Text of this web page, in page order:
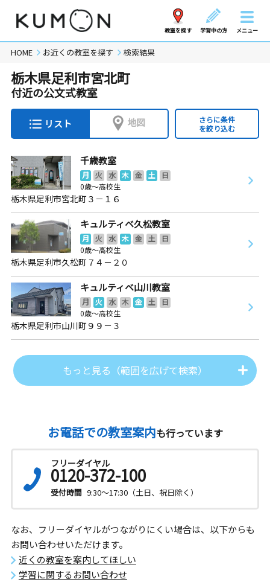
教室を探す 学習中の方 メニュー
HOME お近くの教室を探す 検索結果
栃木県足利市宮北町
付近の公文式教室
リスト 地図
さらに条件
を絞り込む
千歳教室
月 火 水 木 金 土
日
0歳～高校生
栃木県足利市宮北町３－１６
キュルティベ久松教室
月 火 水 木 金 土
日
0歳～高校生
栃木県足利市久松町７４－２０
キュルティベ山川教室
月 火 水 木 金 土
日
0歳～高校生
栃木県足利市山川町９９－３
もっと見る（範囲を広げて検索）
お電話での教室案内も行っています
フリーダイヤル
0120-372-100
受付時間 9:30～17:30（土日、祝日除く）
なお、フリーダイヤルがつながりにくい場合は、以下からも
お問い合わせいただけます。
近くの教室を案内してほしい
学習に関するお問い合わせ